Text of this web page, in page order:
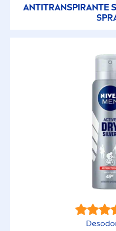
ANTITRANSPIRANTE